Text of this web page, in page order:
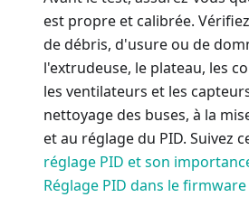
est propre et calibrée.
de débris, d'usure ou de
l'extrudeuse, le plateau, les
les ventilateurs et les
nettoyage des buses, à la
et au réglage du PID. Suivez
réglage PID et son
Réglage PID dans le firmware